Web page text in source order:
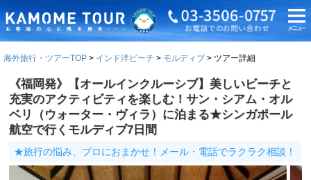
海外旅行・ツアーTOP インド洋ビーチ モルディブ ツアー詳細
《福岡発》【オールインクルーシブ】美しいビーチと
充実のアクティビティを楽しむ！サン・シアム・オル
ベリ（ウォーター・ヴィラ）に泊まる★シンガポール
航空で行くモルディブ7日間
★旅行の悩み、プロにおまかせ！メール・電話でラクラク相談！